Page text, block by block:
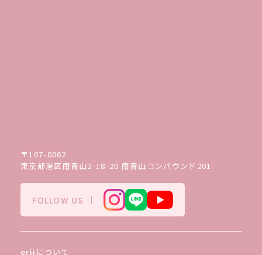
〒107-0062
東京都港区南青山2-18-20 南青山コンパウンド201
FOLLOW US
eriiについて